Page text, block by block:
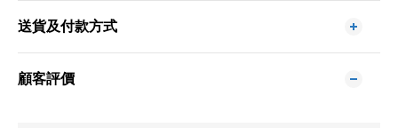
送貨及付款方式
顧客評價